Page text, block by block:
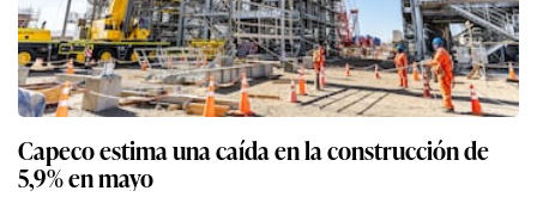
Capeco estima una caída en la construcción de
5,9% en mayo